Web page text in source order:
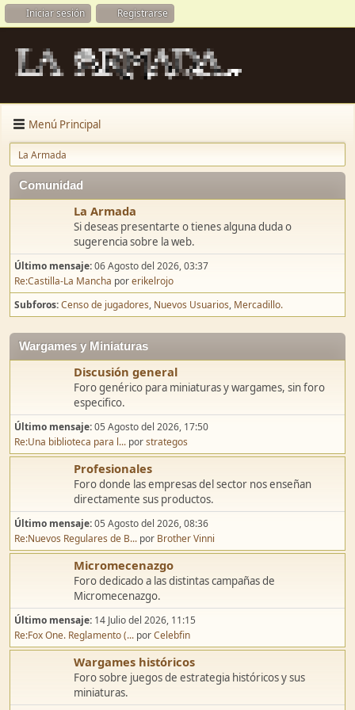
Iniciar sesión Registrarse
Menú Principal
La Armada
Comunidad
La Armada
Si deseas presentarte o tienes alguna duda o
sugerencia sobre la web.
Último mensaje:06 Agosto del 2026, 03:37
Re:Castilla-La Mancha porerikelrojo
Subforos Censo de jugadores Nuevos Usuarios Mercadillo.
Wargames y Miniaturas
Discusión general
Foro genérico para miniaturas y wargames, sin foro
especifico.
Último mensaje:05 Agosto del 2026, 17:50
Re:Una biblioteca para l... porstrategos
Profesionales
Foro donde las empresas del sector nos enseñan
directamente sus productos.
Último mensaje:05 Agosto del 2026, 08:36
Re:Nuevos Regulares de B... por Brother Vinni
Micromecenazgo
Foro dedicado a las distintas campañas de
Micromecenazgo.
Último mensaje: 14 Julio del 2026, 11:15
Re:Fox One. Reglamento (... porCelebfin
Wargames históricos
Foro sobre juegos de estrategia históricos y sus
miniaturas.